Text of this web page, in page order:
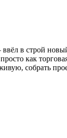
в строй
как
собрать